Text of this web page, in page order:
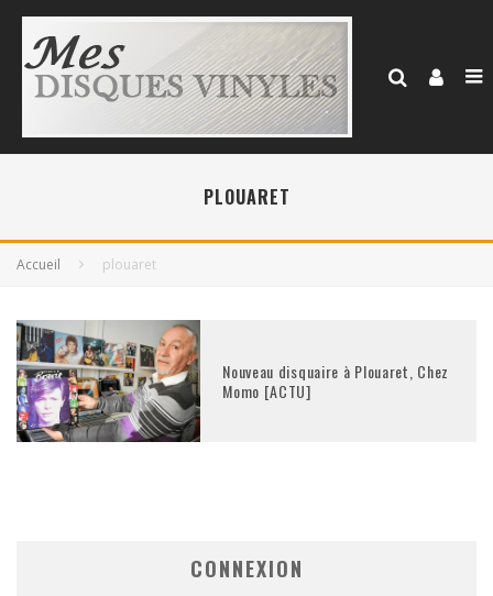
PLOUARET
Accueil plouaret
Nouveau disquaire à Plouaret, Chez
Momo [ACTU]
CONNEXION